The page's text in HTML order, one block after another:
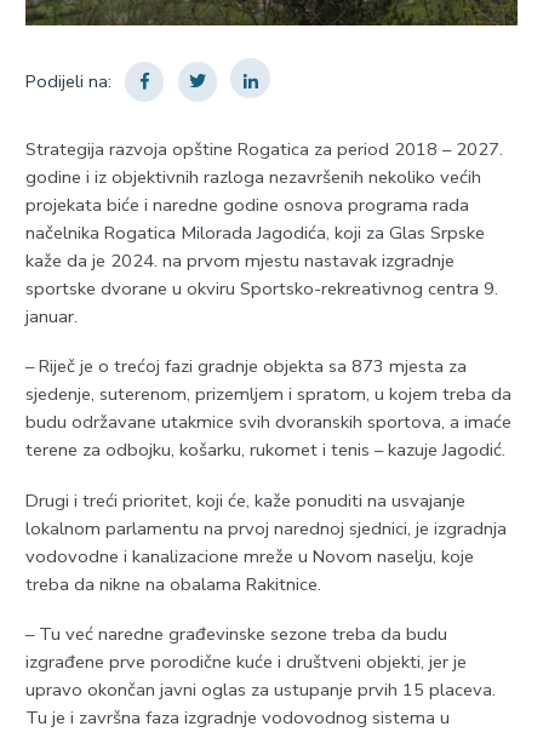
Podijeli na:
Strategija razvoja opštine Rogatica za period 2018 – 2027.
godine i iz objektivnih razloga nezavršenih nekoliko većih
projekata biće i naredne godine osnova programa rada
načelnika Rogatica Milorada Jagodića, koji za Glas Srpske
kaže da je 2024. na prvom mjestu nastavak izgradnje
sportske dvorane u okviru Sportsko-rekreativnog centra 9.
januar.
– Riječ je o trećoj fazi gradnje objekta sa 873 mjesta za
sjedenje, suterenom, prizemljem i spratom, u kojem treba da
budu održavane utakmice svih dvoranskih sportova, a imaće
terene za odbojku, košarku, rukomet i tenis – kazuje Jagodić.
Drugi i treći prioritet, koji će, kaže ponuditi na usvajanje
lokalnom parlamentu na prvoj narednoj sjednici, je izgradnja
vodovodne i kanalizacione mreže u Novom naselju, koje
treba da nikne na obalama Rakitnice.
– Tu već naredne građevinske sezone treba da budu
izgrađene prve porodične kuće i društveni objekti, jer je
upravo okončan javni oglas za ustupanje prvih 15 placeva.
Tu je i završna faza izgradnje vodovodnog sistema u